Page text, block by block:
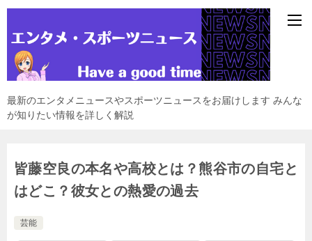
最新のエンタメニュースやスポーツニュースをお届けします みんな
が知りたい情報を詳しく解説
皆藤空良の本名や高校とは？熊谷市の自宅と
はどこ？彼女との熱愛の過去
芸能